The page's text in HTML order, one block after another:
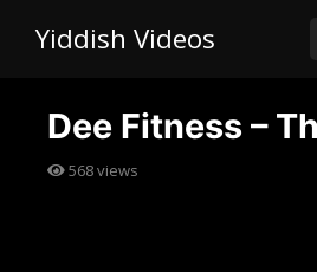
Yiddish Videos
Dee Fitness –
568views